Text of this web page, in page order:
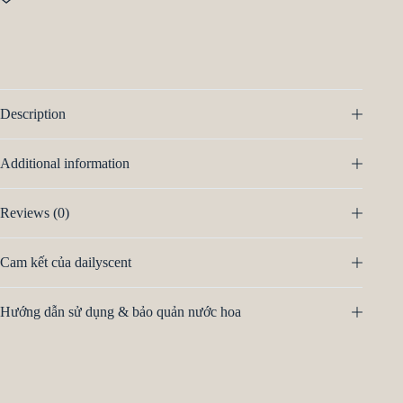
Description
Additional information
Reviews (0)
Cam kết của dailyscent
Hướng dẫn sử dụng & bảo quản nước hoa